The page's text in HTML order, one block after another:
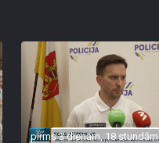
pirms 3 dienām, 18 stundām